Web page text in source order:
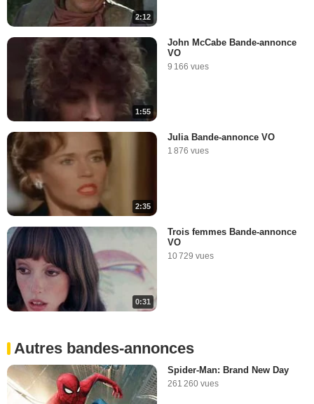
2:12
1:55
John McCabe Bande-annonce
VO
9 166 vues
2:35
Julia Bande-annonce VO
1 876 vues
0:31
Trois femmes Bande-annonce
VO
10 729 vues
Autres bandes-annonces
Spider-Man: Brand New Day
261 260 vues